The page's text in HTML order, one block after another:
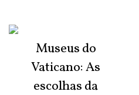
Museus do
Vaticano: As
escolhas da